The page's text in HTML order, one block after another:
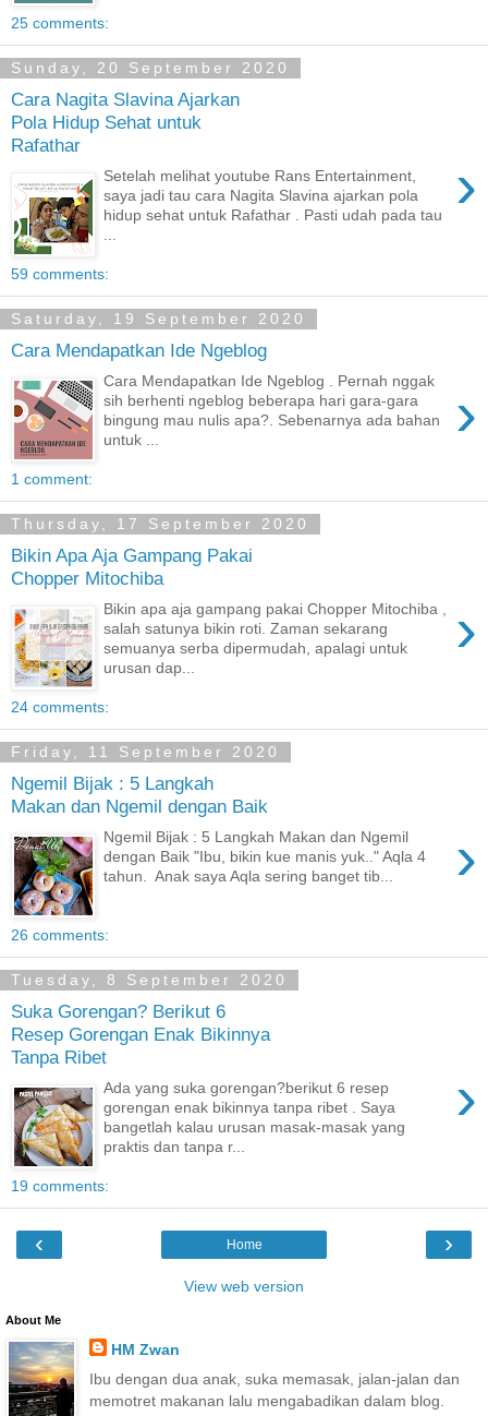
25 comments:
Sunday, 20 September 2020
Cara Nagita Slavina Ajarkan
Pola Hidup Sehat untuk
Rafathar
›
Setelah melihat youtube Rans Entertainment,
saya jadi tau cara Nagita Slavina ajarkan pola
hidup sehat untuk Rafathar . Pasti udah pada tau
...
59 comments:
Saturday, 19 September 2020
Cara Mendapatkan Ide Ngeblog
›
Cara Mendapatkan Ide Ngeblog . Pernah nggak
sih berhenti ngeblog beberapa hari gara-gara
bingung mau nulis apa?. Sebenarnya ada bahan
untuk ...
1 comment:
Thursday, 17 September 2020
Bikin Apa Aja Gampang Pakai
Chopper Mitochiba
›
Bikin apa aja gampang pakai Chopper Mitochiba ,
salah satunya bikin roti. Zaman sekarang
semuanya serba dipermudah, apalagi untuk
urusan dap...
24 comments:
Friday, 11 September 2020
Ngemil Bijak : 5 Langkah
Makan dan Ngemil dengan Baik
›
Ngemil Bijak : 5 Langkah Makan dan Ngemil
dengan Baik "Ibu, bikin kue manis yuk.." Aqla 4
tahun. Anak saya Aqla sering banget tib...
26 comments:
Tuesday, 8 September 2020
Suka Gorengan? Berikut 6
Resep Gorengan Enak Bikinnya
Tanpa Ribet
›
Ada yang suka gorengan?berikut 6 resep
gorengan enak bikinnya tanpa ribet . Saya
bangetlah kalau urusan masak-masak yang
praktis dan tanpa r...
19 comments:
‹ ›
Home
View web version
About Me
HM Zwan
Ibu dengan dua anak, suka memasak, jalan-jalan dan
memotret makanan lalu mengabadikan dalam blog.